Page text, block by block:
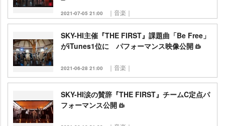
2021-07-05 21:00 ｜音楽｜
SKY-HI主催『THE FIRST』課題曲「Be Free」
がiTunes1位に パフォーマンス映像公開
2021-06-28 21:00 ｜音楽｜
SKY-HI涙の賛辞『THE FIRST』チームC定点パ
フォーマンス公開